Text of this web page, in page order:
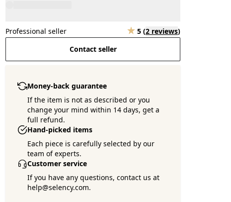
Professional seller 5 (2 reviews)
Contact seller
Money-back guarantee
If the item is not as described or you
change your mind within 14 days, get a
full refund.
Hand-picked items
Each piece is carefully selected by our
team of experts.
Customer service
If you have any questions, contact us at
help@selency.com.